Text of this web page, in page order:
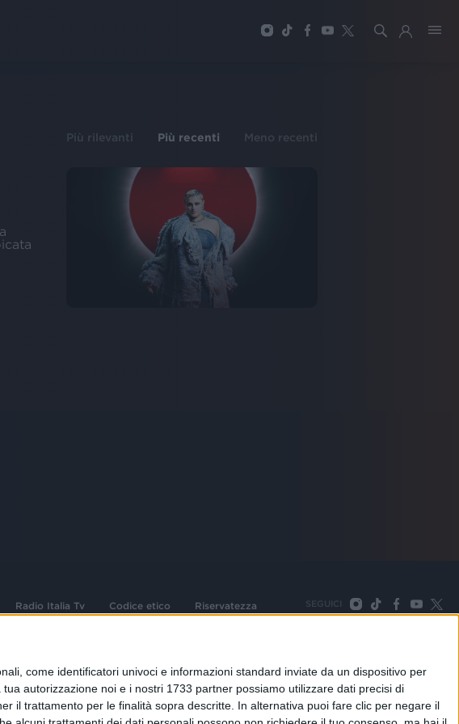
come identificatori univoci e informazioni standard inviate da un dispositivo per
tua autorizzazione noi e i nostri 1733 partner possiamo utilizzare dati precisi di
il trattamento per le finalità sopra descritte. In alternativa puoi fare clic per negare il
Più rilevanti Più recenti Meno recenti
Radio Italia Tv Codice etico Riservatezza SEGUICI
Viale Europa 49, 20093 Cologno Monzese (Mi) |Tel. +39 02 254441 | Fax +39
97, 20144 Milano
TORNA SU